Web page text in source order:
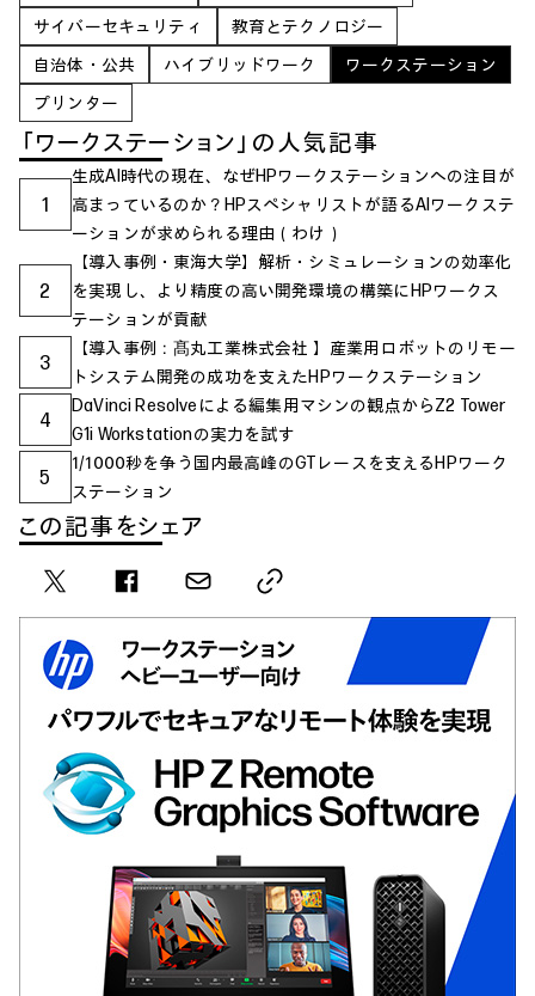
サイバーセキュリティ
教育とテクノロジー
自治体・公共
ハイブリッドワーク
ワークステーション
プリンター
「ワークステーション」の人気記事
1
生成AI時代の現在、なぜHPワークステーションへの注目が
高まっているのか？HPスペシャリストが語るAIワークステ
ーションが求められる理由（わけ）
2
【導入事例・東海大学】解析・シミュレーションの効率化
を実現し、より精度の高い開発環境の構築にHPワークス
テーションが貢献
3
【導入事例：髙丸工業株式会社 】産業用ロボットのリモー
トシステム開発の成功を支えたHPワークステーション
4
DaVinci Resolveによる編集用マシンの観点からZ2 Tower
G1i Workstationの実力を試す
5
1/1000秒を争う国内最高峰のGTレースを支えるHPワーク
ステーション
この記事をシェア